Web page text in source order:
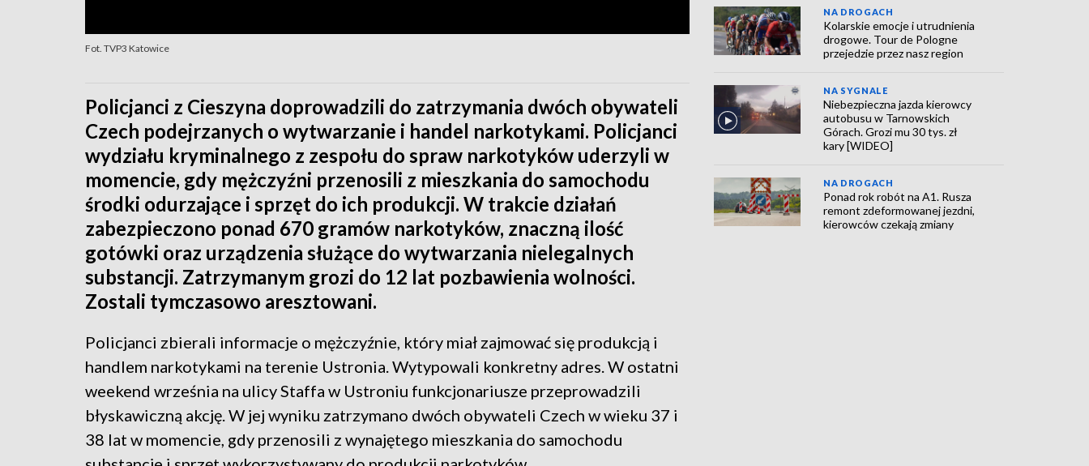
Fot. TVP3 Katowice
Policjanci z Cieszyna doprowadzili do zatrzymania dwóch obywateli
Czech podejrzanych o wytwarzanie i handel narkotykami. Policjanci
wydziału kryminalnego z zespołu do spraw narkotyków uderzyli w
momencie, gdy mężczyźni przenosili z mieszkania do samochodu
środki odurzające i sprzęt do ich produkcji. W trakcie działań
zabezpieczono ponad 670 gramów narkotyków, znaczną ilość
gotówki oraz urządzenia służące do wytwarzania nielegalnych
substancji. Zatrzymanym grozi do 12 lat pozbawienia wolności.
Zostali tymczasowo aresztowani.
Policjanci zbierali informacje o mężczyźnie, który miał zajmować się produkcją i
handlem narkotykami na terenie Ustronia. Wytypowali konkretny adres. W ostatni
weekend września na ulicy Staffa w Ustroniu funkcjonariusze przeprowadzili
błyskawiczną akcję. W jej wyniku zatrzymano dwóch obywateli Czech w wieku 37 i
38 lat w momencie, gdy przenosili z wynajętego mieszkania do samochodu
NA DROGACH
Kolarskie emocje i utrudnienia
drogowe. Tour de Pologne
przejedzie przez nasz region
NA SYGNALE
Niebezpieczna jazda kierowcy
autobusu w Tarnowskich
Górach. Grozi mu 30 tys. zł
kary [WIDEO]
NA DROGACH
Ponad rok robót na A1. Rusza
remont zdeformowanej jezdni,
kierowców czekają zmiany